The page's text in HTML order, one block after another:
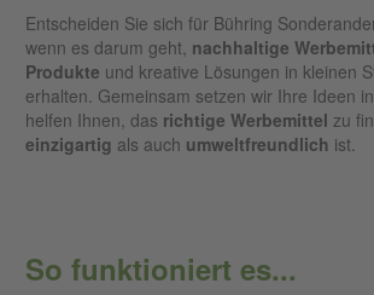
Entscheiden Sie sich für Bühring
wenn es darum geht, nachhaltige
Produkte und kreative Lösungen in kleinen
erhalten. Gemeinsam setzen wir Ihre Ideen
helfen Ihnen, das richtige Werbemittel zu
einzigartig als auch umweltfreundlich ist.
So funktioniert es...